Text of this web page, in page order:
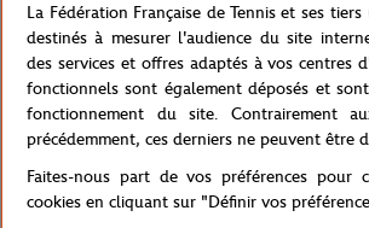
Jupe gabardine marine de la marque Roland-
collection Héritage. Promenez-vous dans les
Garros en toute légèreté avec cette jupe
La Fédération Française de Tennis et ses
destinés à mesurer l'audience du site
des services et offres adaptés à vos centres
fonctionnels sont également déposés et
fonctionnement du site. Contrairement
précédemment, ces derniers ne peuvent être
Faites-nous part de vos préférences pour
cookies en cliquant sur "Définir vos